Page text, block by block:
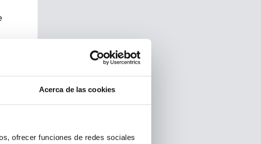
Acerca de las cookies
ofrecer funciones de redes sociales